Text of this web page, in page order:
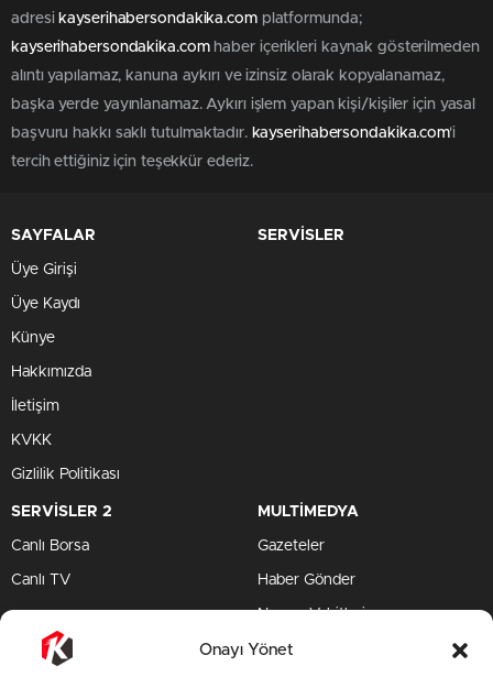
Onayı Yönet
adresi kayserihabersondakika.complatformunda;
kayserihabersondakika.comhaber içerikleri kaynak gösterilmeden
alıntı yapılamaz, kanuna aykırı ve izinsiz olarak kopyalanamaz,
başka yerde yayınlanamaz. Aykırı işlem yapan kişi/kişiler için yasal
başvuru hakkı saklı tutulmaktadır. kayserihabersondakika.com'i
tercih ettiğiniz için teşekkür ederiz.
SAYFALAR
Üye Girişi
Üye Kaydı
Künye
Hakkımızda
İletişim
KVKK
Gizlilik Politikası
SERVİSLER
SERVİSLER 2
Canlı Borsa
Canlı TV
MULTİMEDYA
Gazeteler
Haber Gönder
Namaz Vakitleri
TV Yayın Akışları